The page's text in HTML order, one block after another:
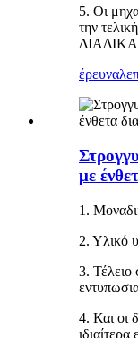
5. Οι
την
έρευνα
με
1.
2. Υλικό
3. Τέλειο
4. Και οι